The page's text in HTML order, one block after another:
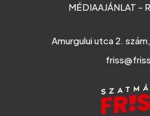
MÉDIAAJÁNLAT -
Amurgului utca 2.